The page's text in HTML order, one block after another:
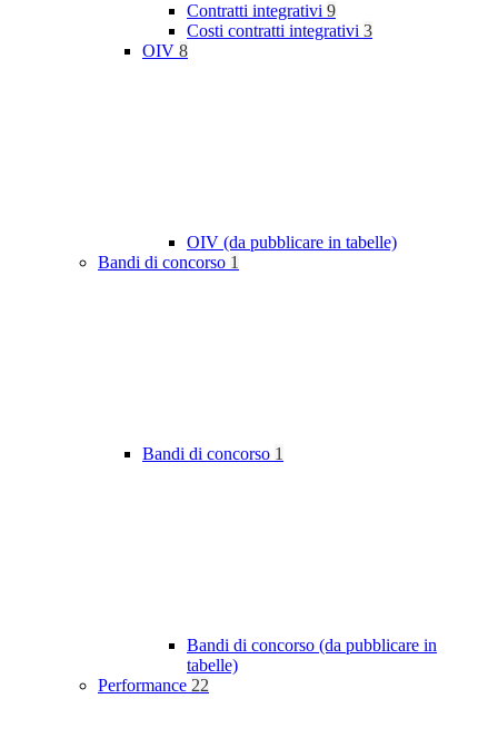
Contratti integrativi 9
Costi contratti integrativi 3
OIV 8
OIV (da pubblicare in tabelle)
Bandi di concorso 1
Bandi di concorso 1
Bandi di concorso (da pubblicare in
tabelle)
Performance 22